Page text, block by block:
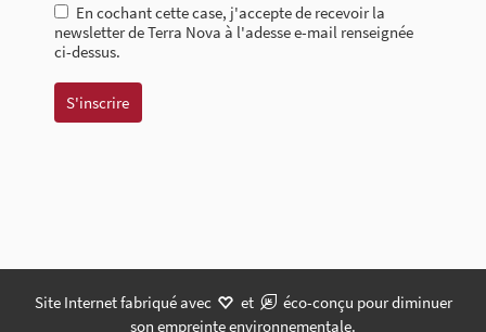
En cochant cette case, j'accepte de recevoir la
newsletter de Terra Nova à l'adesse e-mail renseignée
ci-dessus.
Site Internet fabriqué avec et
éco-conçu pour diminuer
son empreinte environnementale.